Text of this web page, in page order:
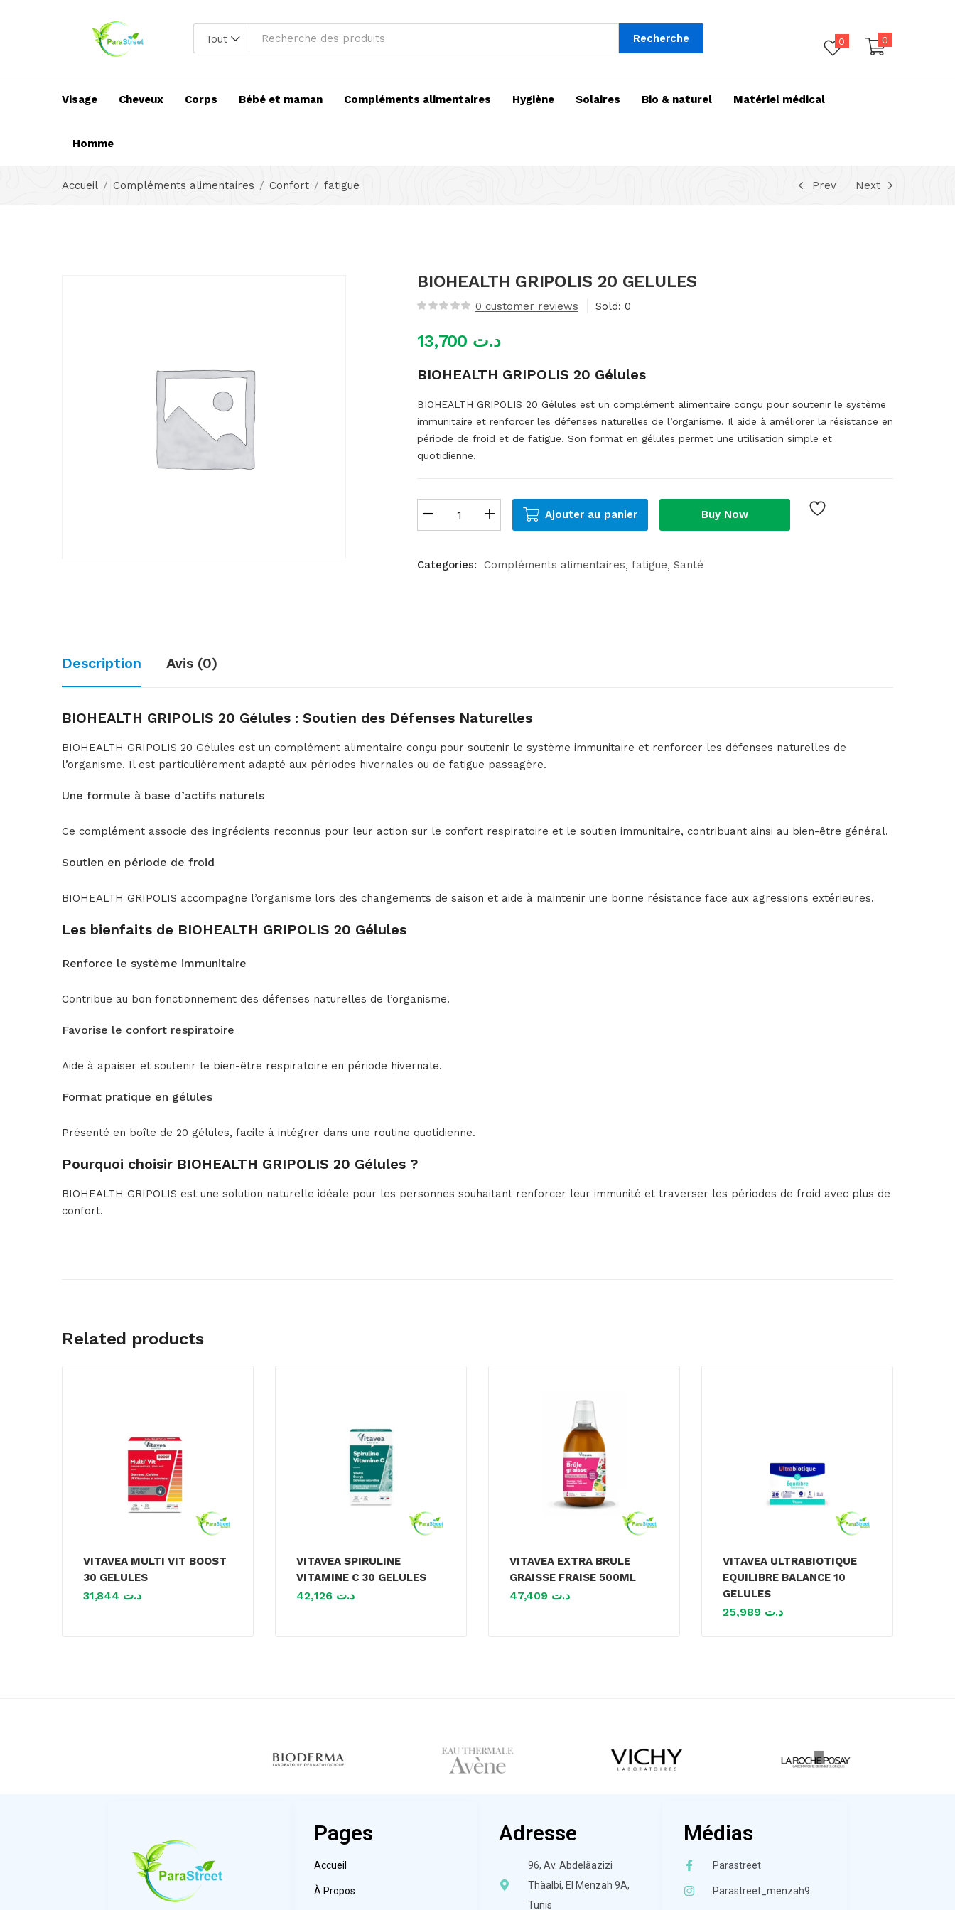
Tout Recherche 0 0
Visage Cheveux Corps Bébé et maman Compléments alimentaires Hygiène Solaires Bio & naturel Matériel médical
Homme
Accueil Compléments alimentaires Confort fatigue Prev Next
BIOHEALTH GRIPOLIS 20 GELULES
0 customer reviews Sold: 0
د.ت
BIOHEALTH GRIPOLIS 20 Gélules
BIOHEALTH GRIPOLIS 20 Gélules est un complément alimentaire conçu pour soutenir le système
immunitaire et renforcer les défenses naturelles de l’organisme. Il aide à améliorer la résistance en
période de froid et de fatigue. Son format en gélules permet une utilisation simple et
quotidienne.
Ajouter au panier Buy Now
Categories: Compléments alimentaires fatigue Santé
Description Avis (0)
BIOHEALTH GRIPOLIS 20 Gélules : Soutien des Défenses Naturelles
BIOHEALTH GRIPOLIS 20 Gélules est un complément alimentaire conçu pour soutenir le système immunitaire et renforcer les défenses naturelles de
l’organisme. Il est particulièrement adapté aux périodes hivernales ou de fatigue passagère.
Une formule à base d’actifs naturels
Ce complément associe des ingrédients reconnus pour leur action sur le confort respiratoire et le soutien immunitaire, contribuant ainsi au bien-être général.
Soutien en période de froid
BIOHEALTH GRIPOLIS accompagne l’organisme lors des changements de saison et aide à maintenir une bonne résistance face aux agressions extérieures.
Les bienfaits de BIOHEALTH GRIPOLIS 20 Gélules
Renforce le système immunitaire
Contribue au bon fonctionnement des défenses naturelles de l’organisme.
Favorise le confort respiratoire
Aide à apaiser et soutenir le bien-être respiratoire en période hivernale.
Format pratique en gélules
Présenté en boîte de 20 gélules, facile à intégrer dans une routine quotidienne.
Pourquoi choisir BIOHEALTH GRIPOLIS 20 Gélules ?
BIOHEALTH GRIPOLIS est une solution naturelle idéale pour les personnes souhaitant renforcer leur immunité et traverser les périodes de froid avec plus de
confort.
Related products
VITAVEA MULTI VIT BOOST
30 GELULES
د.ت
VITAVEA SPIRULINE
VITAMINE C 30 GELULES
د.ت
VITAVEA EXTRA BRULE
GRAISSE FRAISE 500ML
د.ت
VITAVEA ULTRABIOTIQUE
EQUILIBRE BALANCE 10
GELULES
د.ت
Pages
Accueil
À Propos
Adresse
96, Av. Abdelãazizi
Thäalbi, El Menzah 9A,
Tunis
Médias
Parastreet
Parastreet_menzah9